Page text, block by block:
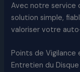
Avec notre service
solution simple,
valoriser votre
Points de Vigilance
Entretien du Disque